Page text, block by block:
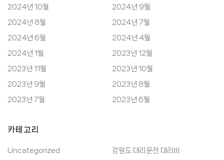
2024년 10월
2024년 9월
2024년 8월
2024년 7월
2024년 6월
2024년 4월
2024년 1월
2023년 12월
2023년 11월
2023년 10월
2023년 9월
2023년 8월
2023년 7월
2023년 6월
카테고리
Uncategorized
강원도 대리운전 대리비